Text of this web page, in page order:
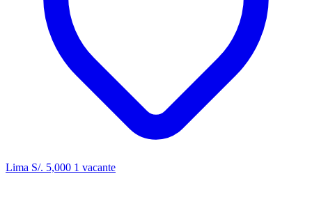
Lima S/. 5,000 1 vacante